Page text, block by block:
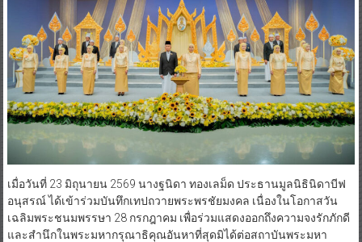
เมื่อวันที่ 23 มิถุนายน 2569 นางฐนิดา ทองเลม็ด ประธานมูลนิธินิดาบีฟ
อนุสรณ์ ได้เข้าร่วมบันทึกเทปถวายพระพรชัยมงคล เนื่องในโอกาสวัน
เฉลิมพระชนมพรรษา 28 กรกฎาคม เพื่อร่วมแสดงออกถึงความจงรักภักดี
และสำนึกในพระมหากรุณาธิคุณอันหาที่สุดมิได้ต่อสถาบันพระมหา